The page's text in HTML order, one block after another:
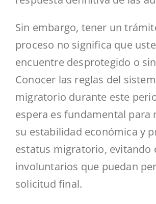
Sin embargo, tener un
proceso no significa que
encuentre desprotegido o
Conocer las reglas del
migratorio durante este
espera es fundamental para
su estabilidad económica y
estatus migratorio, evitando
involuntarios que puedan
solicitud final.